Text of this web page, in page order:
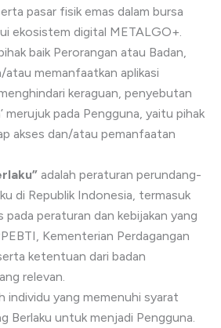
pasar fisik emas dalam bursa
ekosistem digital METALGO+.
baik Perorangan atau Badan,
atau memanfaatkan aplikasi
keraguan, penyebutan
merujuk pada Pengguna, yaitu pihak
akses dan/atau pemanfaatan
adalah peraturan perundang-
di Republik Indonesia, termasuk
peraturan dan kebijakan yang
Kementerian Perdagangan
ketentuan dari badan
relevan.
individu yang memenuhi syarat
Berlaku untuk menjadi Pengguna.